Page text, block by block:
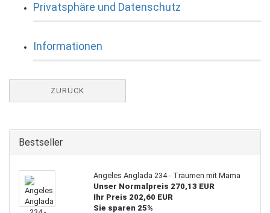
Privatsphäre und Datenschutz
Informationen
ZURÜCK
Bestseller
Angeles Anglada 234 - Träumen mit Mama
Unser Normalpreis 270,13 EUR
Ihr Preis 202,60 EUR
Sie sparen 25%